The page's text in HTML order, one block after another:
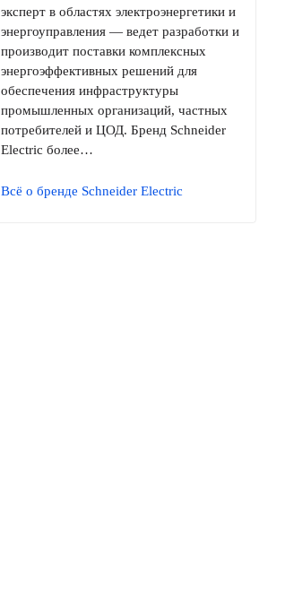
эксперт в областях электроэнергетики и
энергоуправления — ведет разработки и
производит поставки комплексных
энергоэффективных решений для
обеспечения инфраструктуры
промышленных организаций, частных
потребителей и ЦОД. Бренд Schneider
Electric более…
Всё о бренде Schneider Electric